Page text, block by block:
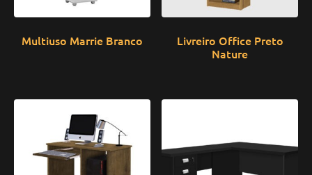
Multiuso Marrie Branco
Livreiro Office Preto
Nature